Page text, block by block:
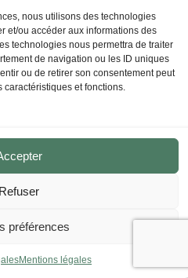
nous utilisons des technologies
et/ou accéder aux informations des
technologies nous permettra de traiter
de navigation ou les ID uniques
ou de retirer son consentement peut
caractéristiques et fonctions.
Refuser
préférences
Mentions légales
Muscles
lourdes
poids
| Sucres